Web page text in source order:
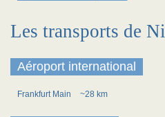
Les transports de
Aéroport international
Frankfurt Main ~28 km